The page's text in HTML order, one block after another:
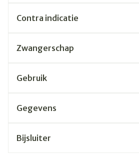
Contra indicatie
Zwangerschap
Gebruik
Gegevens
Bijsluiter